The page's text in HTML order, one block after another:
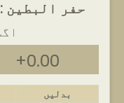
حفر البطین : 24 قیراط سونے کا
08
+0.00
بدلیں